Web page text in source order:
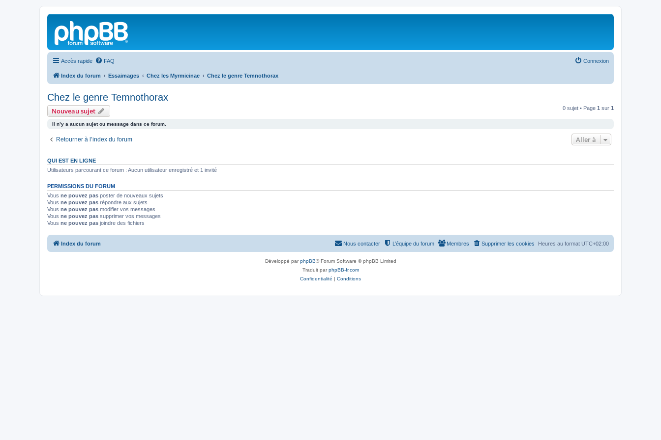
Accès rapide FAQ Connexion
Index du forum Essaimages Chez les Myrmicinae Chez le genre Temnothorax
Chez le genre Temnothorax
Nouveau sujet 0 sujet • Page 1 sur 1
Il n’y a aucun sujet ou message dans ce forum.
Retourner à l’index du forum Aller à
QUI EST EN LIGNE
Utilisateurs parcourant ce forum : Aucun utilisateur enregistré et 1 invité
PERMISSIONS DU FORUM
Vous ne pouvez pas poster de nouveaux sujets
Vous ne pouvez pas répondre aux sujets
Vous ne pouvez pas modifier vos messages
Vous ne pouvez pas supprimer vos messages
Vous ne pouvez pas joindre des fichiers
Index du forum Heures au format UTC+02:00
Supprimer les cookies
Membres
L’équipe du forum
Nous contacter
Développé parphpBB® Forum Software © phpBB Limited
Traduit parphpBB-fr.com
Confidentialité | Conditions